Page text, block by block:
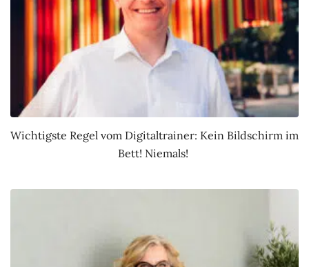
Wichtigste Regel vom Digitaltrainer: Kein Bildschirm im
Bett! Niemals!